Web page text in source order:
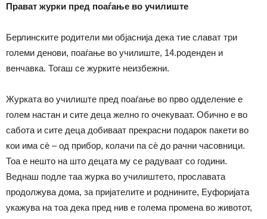
Прават журки пред поаѓање во училиште
Берлинските родители ми објаснија дека тие слават три
големи денови, поаѓање во училиште, 14.роденден и
венчавка. Тогаш се журките неизбежни.
Журката во училиште пред поаѓање во прво одделение е
голем настан и сите деца желно го очекуваат. Обично е во
сабота и сите деца добиваат прекрасни подарок пакети во
кои има сѐ – од прибор, колачи па сѐ до рачни часовници.
Тоа е нешто на што децата му се радуваат со години.
Веднаш подле таа журка во училиштето, прославата
продолжува дома, за пријателите и роднините, Еуфоријата
укажува на тоа дека пред нив е голема промена во животот,